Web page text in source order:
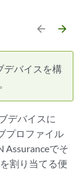
arrow_backward arrow_forward
デバイスを構
デバイスに
プロファイル
Assuranceでそ
割り当てる便